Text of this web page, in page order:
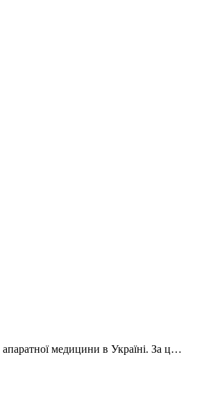
медицини в Україні. За ц…